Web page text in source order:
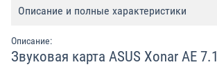
Описание и полные характеристики
Описание:
Звуковая карта ASUS Xonar AE 7.1